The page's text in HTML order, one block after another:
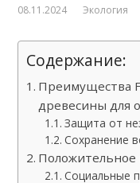
08.11.2024 Экология
Содержание:
Преимущества
древесины для
Защита от
Сохранение
Положительное
Социальные